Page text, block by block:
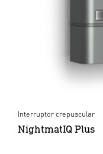
Interruptor crepuscular
NightmatIQ Plus